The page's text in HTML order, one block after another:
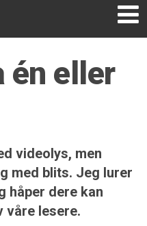
én eller
videolys, men
med blits. Jeg lurer
håper dere kan
våre lesere.